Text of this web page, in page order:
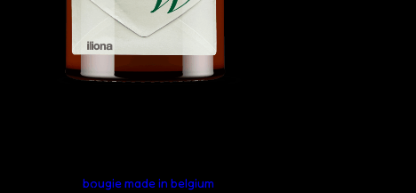
bougie made in belgium